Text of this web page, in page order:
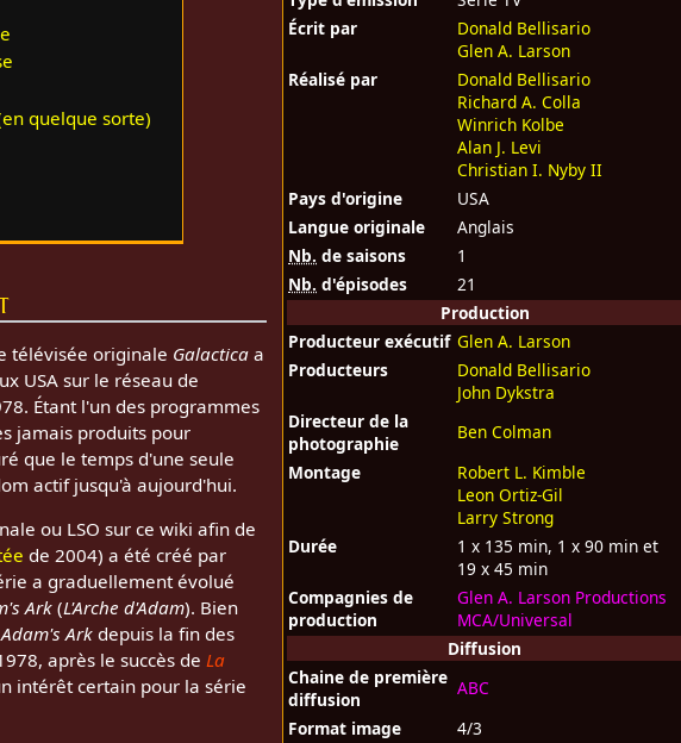
Écrit par
Donald Bellisario
Glen A. Larson
Réalisé par
Donald Bellisario
Richard A. Colla
Winrich Kolbe
Alan J. Levi
Christian I. Nyby II
Pays d'origine
USA
Langue originale
Anglais
Nb. de saisons
1
Nb. d'épisodes
21
Production
Producteur exécutif Glen A. Larson
Producteurs
Donald Bellisario
John Dykstra
Directeur de la
photographie
Ben Colman
Montage
Robert L. Kimble
Leon Ortiz-Gil
Larry Strong
Durée
1 x 135 min, 1 x 90 min et
19 x 45 min
Compagnies de
production
Glen A. Larson Productions
MCA/Universal
Diffusion
Chaine de première
diffusion
ABC
Format image
4/3
quelque sorte)
télévisée originale Galactica a
USA sur le réseau de
Étant l'un des programmes
jamais produits pour
que le temps d'une seule
actif jusqu'à aujourd'hui.
ou LSO sur ce wiki afin de
de 2004) a été créé par
a graduellement évolué
Ark (L'Arche d'Adam). Bien
Adam's Ark depuis la fin des
après le succès deLa
intérêt certain pour la série